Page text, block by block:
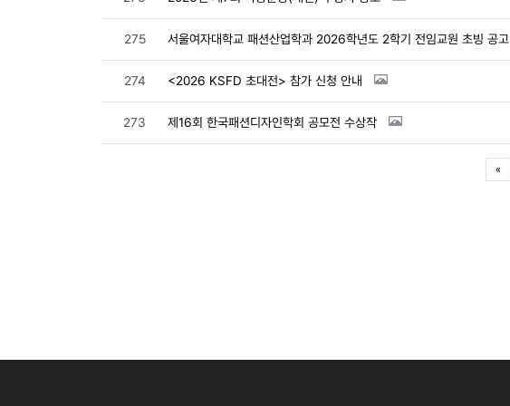
275 서울여자대학교 패션산업학과 2026학년도 2학기 전임교원 초빙 공고
274 <2026 KSFD 초대전> 참가 신청 안내
273 제16회 한국패션디자인학회 공모전 수상작
«